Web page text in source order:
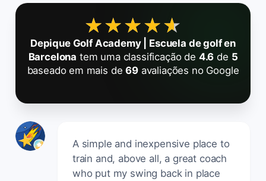
★★★★★
★★★★★
Depique Golf Academy | Escuela de golf en
Barcelona tem uma classificação de 4.6 de 5
baseado em mais de69 avaliações no Google
A simple and inexpensive place to
train and, above all, a great coach
who put my swing back in place